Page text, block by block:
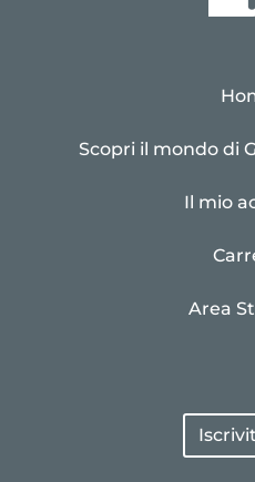
Scopri il mondo di
Il mio
Area